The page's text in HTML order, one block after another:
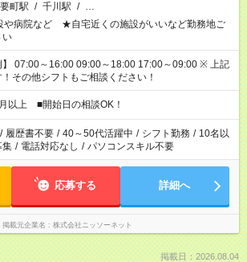
要町駅 / 千川駅 / …
や病院など ★自宅近くの施設がいいなど勤務地ご
い
07:00～16:00 09:00～18:00 17:00～09:00 ※ 上記
その他シフトもご相談ください！
以上 ■開始日の相談OK！
/ 履歴書不要 / 40～50代活躍中 / シフト勤務 / 10名以
集 / 電話対応なし / パソコンスキル不要
応募する 詳細へ
掲載元企業名 株式会社ニッソーネット
掲載日：2026.08.04